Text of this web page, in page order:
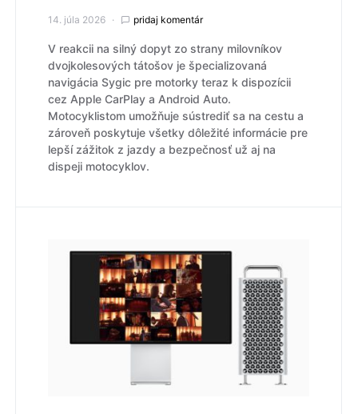
14. júla 2026 pridaj komentár
V reakcii na silný dopyt zo strany milovníkov
dvojkolesových tátošov je špecializovaná
navigácia Sygic pre motorky teraz k dispozícii
cez Apple CarPlay a Android Auto.
Motocyklistom umožňuje sústrediť sa na cestu a
zároveň poskytuje všetky dôležité informácie pre
lepší zážitok z jazdy a bezpečnosť už aj na
dispeji motocyklov.